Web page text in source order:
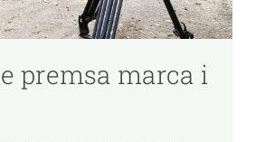
premsa marca i